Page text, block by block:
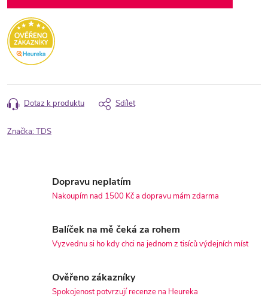
Dotaz k produktu Sdílet
Značka:TDS
Dopravu neplatím
Nakoupím nad 1500 Kč a dopravu mám zdarma
Balíček na mě čeká za rohem
Vyzvednu si ho kdy chci na jednom z tisíců výdejních míst
Ověřeno zákazníky
Spokojenost potvrzují recenze na Heureka